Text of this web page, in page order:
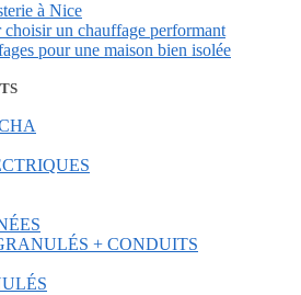
2027,76 €.
à Nice
un chauffage performant
pour une maison bien isolée
+ CONDUITS